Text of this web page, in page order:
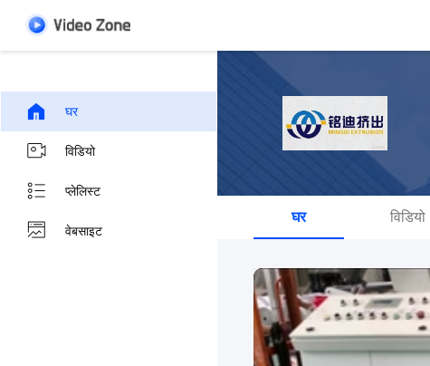
घर
विडियो
प्लेलिस्ट
वेबसाइट
घर विडियो